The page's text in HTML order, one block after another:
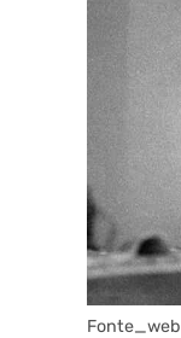
Fonte_web